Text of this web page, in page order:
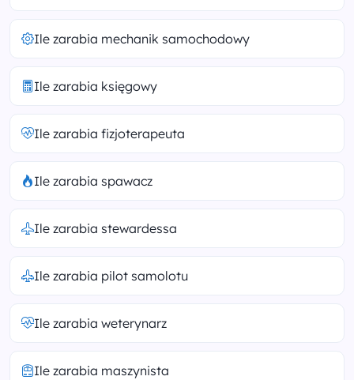
Ile zarabia mechanik samochodowy
Ile zarabia księgowy
Ile zarabia fizjoterapeuta
Ile zarabia spawacz
Ile zarabia stewardessa
Ile zarabia pilot samolotu
Ile zarabia weterynarz
Ile zarabia maszynista